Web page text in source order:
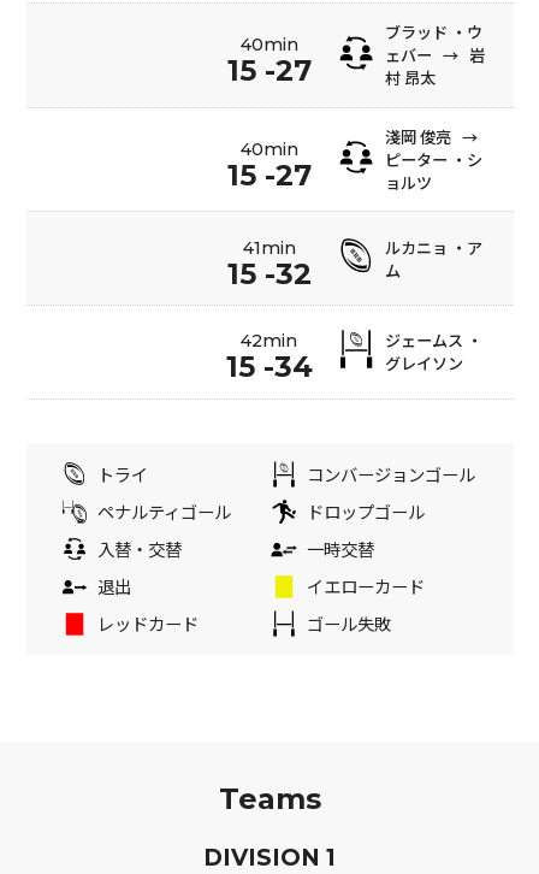
40min
15 -27
ブラッド ・ウ
ェバー → 岩
村 昂太
40min
15 -27
淺岡 俊亮 →
ピーター ・シ
ョルツ
41min
15 -32
ルカニョ ・ア
ム
42min
15 -34
ジェームス ・
グレイソン
トライ
コンバージョンゴール
ペナルティゴール
ドロップゴール
入替・交替
一時交替
退出
イエローカード
レッドカード
ゴール失敗
Teams
DIVISION 1